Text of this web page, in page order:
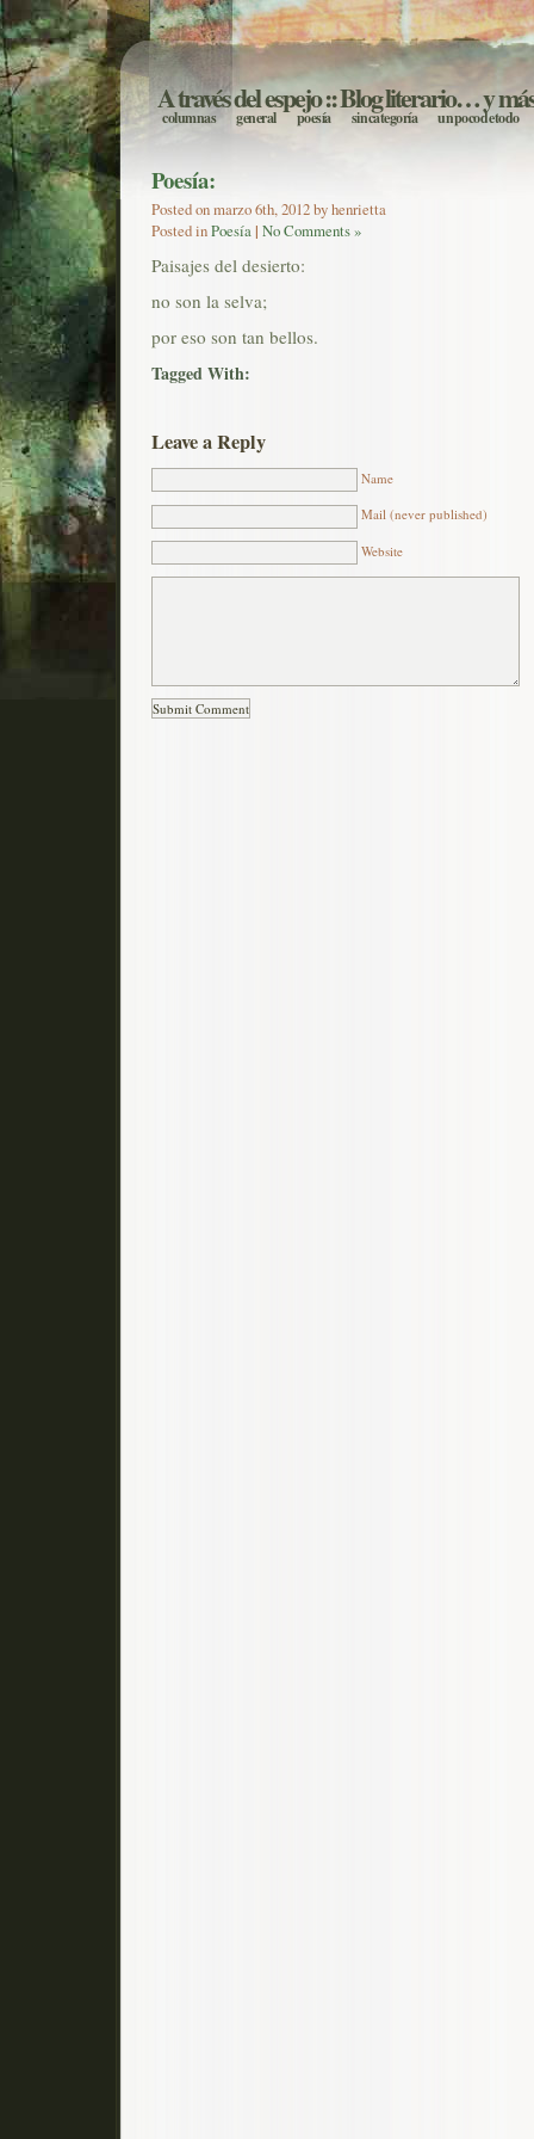
A través del espejo:: Blog literario… y
columnas general poesía sin categoría un poco de todo
Poesía:
Posted on marzo 6th, 2012 by henrietta
Posted inPoesía| No Comments »
Paisajes del desierto:
no son la selva;
por eso son tan bellos.
Tagged With:
Leave a Reply
Name
Mail (never published)
Website